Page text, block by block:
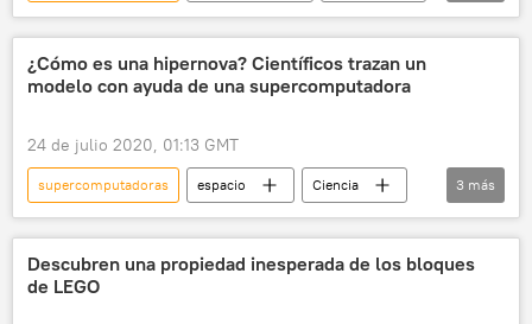
Rusia
Internacional
Unión Soviética (URSS)
noticias
¿Cómo es una hipernova? Científicos trazan un
modelo con ayuda de una supercomputadora
24 de julio 2020, 01:13 GMT
supercomputadoras espacio
Ciencia
supernova
estrellas noticias
3 más
Descubren una propiedad inesperada de los bloques
de LEGO